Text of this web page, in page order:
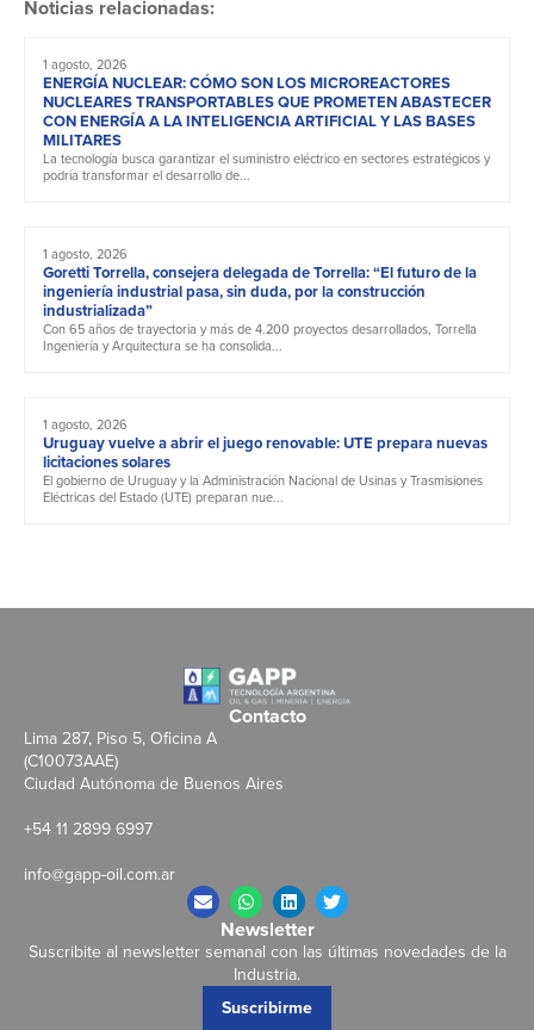
Noticias relacionadas:
1 agosto, 2026
ENERGÍA NUCLEAR: CÓMO SON LOS MICROREACTORES
NUCLEARES TRANSPORTABLES QUE PROMETEN ABASTECER
CON ENERGÍA A LA INTELIGENCIA ARTIFICIAL Y LAS BASES
MILITARES
La tecnología busca garantizar el suministro eléctrico en sectores estratégicos y
podría transformar el desarrollo de...
1 agosto, 2026
Goretti Torrella, consejera delegada de Torrella: “El futuro de la
ingeniería industrial pasa, sin duda, por la construcción
industrializada”
Con 65 años de trayectoria y más de 4.200 proyectos desarrollados, Torrella
Ingeniería y Arquitectura se ha consolida...
1 agosto, 2026
Uruguay vuelve a abrir el juego renovable: UTE prepara nuevas
licitaciones solares
El gobierno de Uruguay y la Administración Nacional de Usinas y Trasmisiones
Eléctricas del Estado (UTE) preparan nue...
Contacto
Lima 287, Piso 5, Oficina A
(C10073AAE)
Ciudad Autónoma de Buenos Aires
+54 11 2899 6997
info@gapp-oil.com.ar
Newsletter
Suscribite al newsletter semanal con las últimas novedades de la
Industria.
Suscribirme